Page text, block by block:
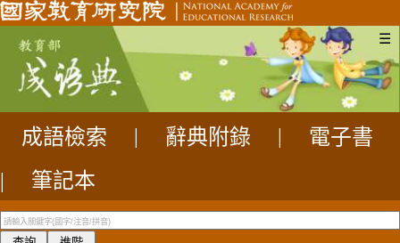
☰
成語檢索 辭典附錄
電子書
|
筆記本